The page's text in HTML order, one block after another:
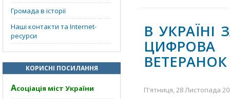
Громада в історії
Наші контакти та Internet-
ресурси
КОРИСНІ ПОСИЛАННЯ
Асоціація міст України
В УКРАЇНІ
П'ятниця, 28 Листопада